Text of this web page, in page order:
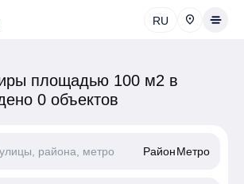
RU
площадью 100 м2 в
0 объектов
РайонМетро